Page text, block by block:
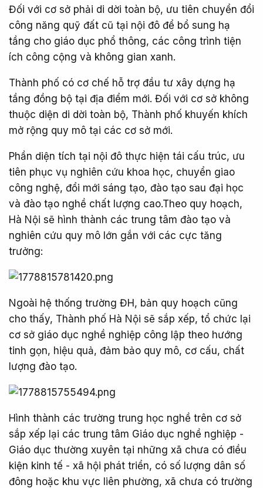
Đối với cơ sở phải di dời toàn bộ, ưu tiên chuyển đổi
công năng quỹ đất cũ tại nội đô để bổ sung hạ
tầng cho giáo dục phổ thông, các công trình tiện
ích công cộng và không gian xanh.
Thành phố có cơ chế hỗ trợ đầu tư xây dựng hạ
tầng đồng bộ tại địa điểm mới. Đối với cơ sở không
thuộc diện di dời toàn bộ, Thành phố khuyến khích
mở rộng quy mô tại các cơ sở mới.
Phần diện tích tại nội đô thực hiện tái cấu trúc, ưu
tiên phục vụ nghiên cứu khoa học, chuyển giao
công nghệ, đổi mới sáng tạo, đào tạo sau đại học
và đào tạo nghề chất lượng cao.Theo quy hoạch,
Hà Nội sẽ hình thành các trung tâm đào tạo và
nghiên cứu quy mô lớn gắn với các cực tăng
trưởng:
Ngoài hệ thống trường ĐH, bản quy hoạch cũng
cho thấy, Thành phố Hà Nội sẽ sắp xếp, tổ chức lại
cơ sở giáo dục nghề nghiệp công lập theo hướng
tinh gọn, hiệu quả, đảm bảo quy mô, cơ cấu, chất
lượng đào tạo.
Hình thành các trường trung học nghề trên cơ sở
sắp xếp lại các trung tâm Giáo dục nghề nghiệp -
Giáo dục thường xuyên tại những xã chưa có điều
kiện kinh tế - xã hội phát triển, có số lượng dân số
đông hoặc khu vực liên phường, xã chưa có trường